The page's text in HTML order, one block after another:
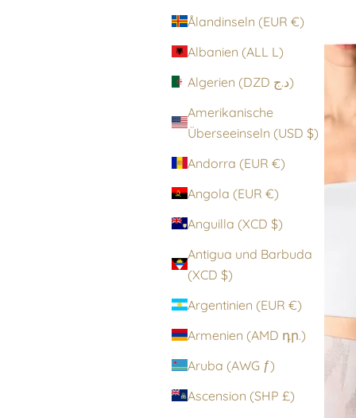
Ålandinseln (EUR €)
Albanien (ALL L)
Algerien (DZD د.ج)
Amerikanische
Überseeinseln (USD $)
Andorra (EUR €)
Angola (EUR €)
Anguilla (XCD $)
Antigua und Barbuda
(XCD $)
Argentinien (EUR €)
Armenien (AMD դր.)
Aruba (AWG ƒ)
Ascension (SHP £)